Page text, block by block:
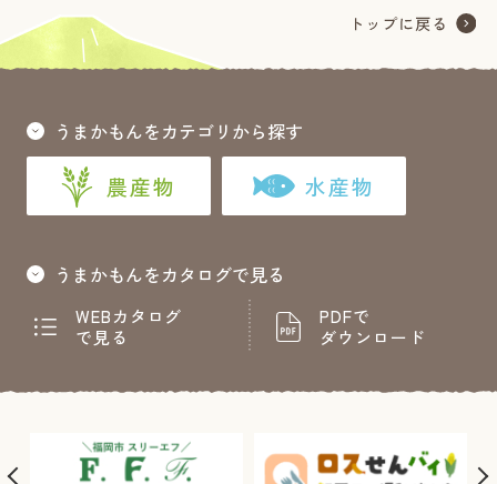
うまかもんをカテゴリから探す
農産物 水産物
うまかもんをカタログで見る
WEBカタログ
で見る
PDFで
ダウンロード